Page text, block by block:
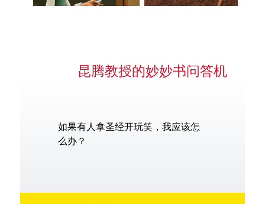
昆腾教授的妙妙书问答机
如果有人拿圣经开玩笑，我应该怎
么办？